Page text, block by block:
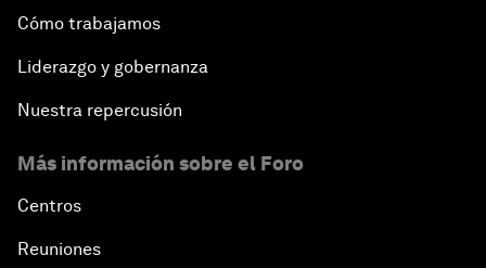
Cómo trabajamos
Liderazgo y gobernanza
Nuestra repercusión
Más información sobre el Foro
Centros
Reuniones